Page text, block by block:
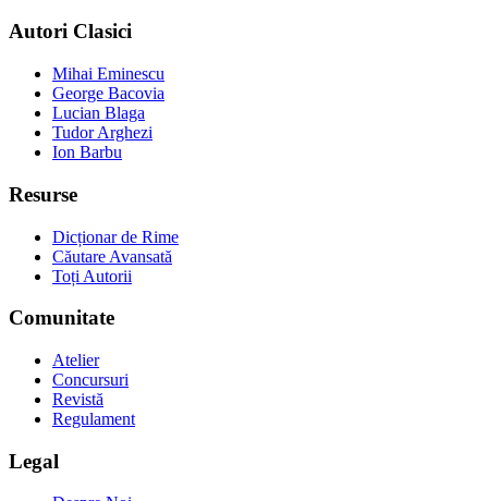
Autori Clasici
Mihai Eminescu
George Bacovia
Lucian Blaga
Tudor Arghezi
Ion Barbu
Resurse
Dicționar de Rime
Căutare Avansată
Toți Autorii
Comunitate
Atelier
Concursuri
Revistă
Regulament
Legal